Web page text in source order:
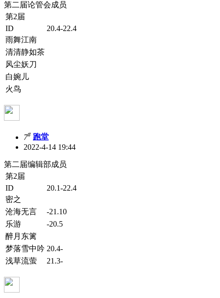
第二届论管会成员
第2届
ID
20.4-22.4
雨舞江南
清清静如茶
风尘妖刀
白婉儿
火鸟
7# 跑堂
2022-4-14 19:44
第二届编辑部成员
第2届
ID
20.1-22.4
密之
沧海无言
-21.10
乐游
-20.5
醉月东篱
梦落雪中吟 20.4-
浅草流萤
21.3-